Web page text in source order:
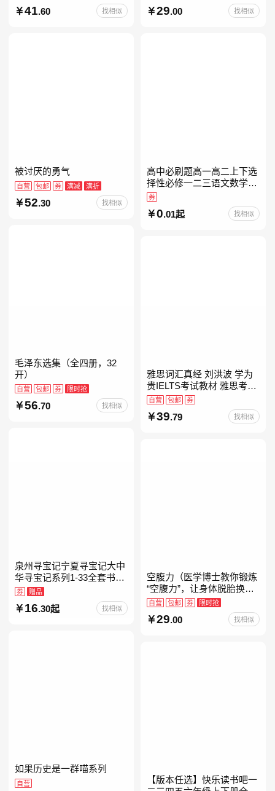
本，引导宝宝认识接纳情绪
培养好品质，发现快
41 .60 找相似 29.00 找相似
被讨厌的勇气
自营 包邮 券 满减 满折
52.30 找相似
高中必刷题高一高二上下选
择性必修一二三语文数学英
语物理化学生物政治历史地
理人教版同步练习册狂k重
点教辅资料
券
0.01起 找相似
毛泽东选集（全四册，32
开）
自营 包邮 券 限时抢
56.70 找相似
雅思词汇真经 刘洪波 学为
贵IELTS考试教材 雅思考试
资料单词书核心词汇书
自营 包邮 券
39.79 找相似
泉州寻宝记宁夏寻宝记大中
华寻宝记系列1-33全套书32
册【含新书宁夏寻宝记】当
当自营正版6-12岁新疆海南
广东福建河北黑
券 赠品
16.30起 找相似
空腹力（医学博士教你锻炼
“空腹力”，让身体脱胎换
骨！）
自营 包邮 券 限时抢
29.00 找相似
如果历史是一群喵系列
自营
【版本任选】快乐读书吧一